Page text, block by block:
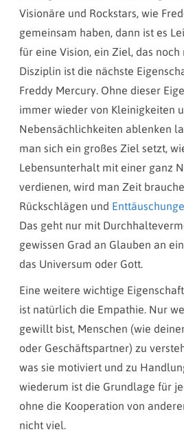
Visionäre und Rockstars, wie
gemeinsam haben, dann ist es
für eine Vision, ein Ziel, das
Disziplin ist die nächste
Freddy Mercury. Ohne dieser
immer wieder von Kleinigkeiten
Nebensächlichkeiten ablenken
man sich ein großes Ziel setzt,
Lebensunterhalt mit einer ganz
verdienen, wird man Zeit
Rückschlägen und
Das geht nur mit
gewissen Grad an Glauben an
das Universum oder Gott.
Eine weitere wichtige
ist natürlich die Empathie. Nur
gewillt bist, Menschen (wie
oder Geschäftspartner) zu
was sie motiviert und zu
wiederum ist die Grundlage für
ohne die Kooperation von
nicht viel.